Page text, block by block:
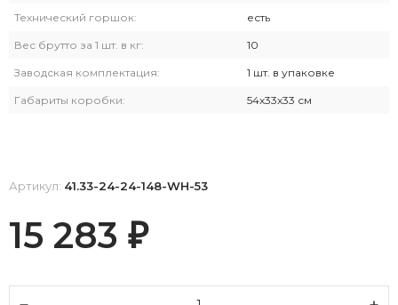
Технический горшок: есть
Вес брутто за 1 шт. в кг: 10
Заводская комплектация: 1 шт. в упаковке
Габариты коробки: 54х33х33 см
Артикул: 41.33-24-24-148-WH-53
15 283 ₽